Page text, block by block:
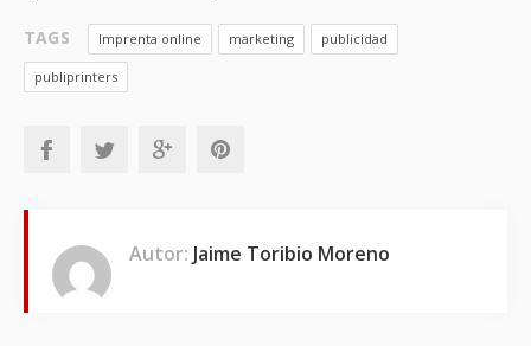
TAGS Imprenta online marketing publicidad
publiprinters
Autor: Jaime Toribio Moreno